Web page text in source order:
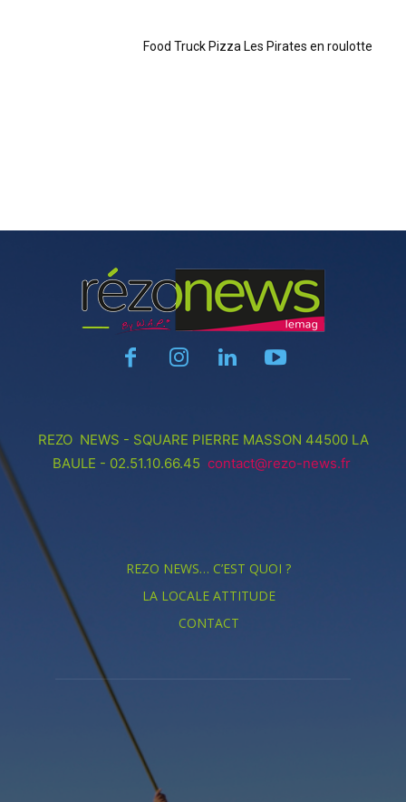
Food Truck Pizza Les Pirates en roulotte
REZO NEWS - SQUARE PIERRE MASSON 44500 LA
BAULE - 02.51.10.66.45 contact@rezo-news.fr
REZO NEWS… C’EST QUOI ?
LA LOCALE ATTITUDE
CONTACT